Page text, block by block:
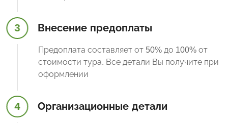
3 Внесение предоплаты
Предоплата составляет от 50% до 100% от
стоимости тура. Все детали Вы получите при
оформлении
4 Организационные детали